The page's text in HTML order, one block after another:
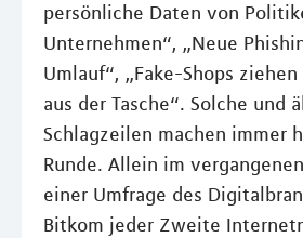
persönliche Daten von
Unternehmen“, „Neue
Umlauf“, „Fake-Shops
aus der Tasche“. Solche und
Schlagzeilen machen immer
Runde. Allein im
einer Umfrage des
Bitkom jeder Zweite